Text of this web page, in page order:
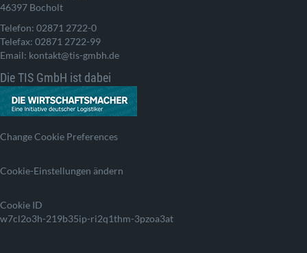
46397 Bocholt
Telefon: 02871 2722-0
Telefax: 02871 2722-99
Email: kontakt@tis-gmbh.de
Die TIS GmbH ist dabei
Change Cookie Preferences
Cookie-Einstellungen ändern
Cookie ID
w7cl2o3h-219b35ip-ri2q1thm-3pzoa3at